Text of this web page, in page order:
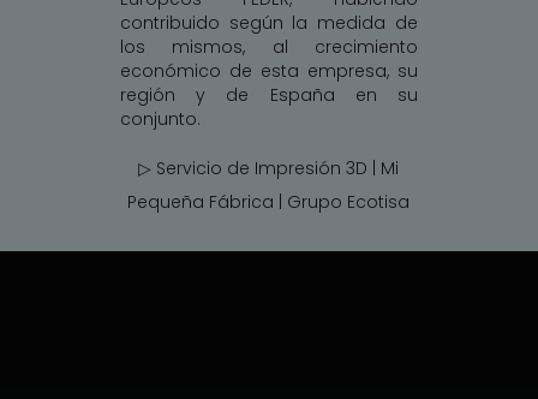
contribuido según la medida de
los mismos, al crecimiento
económico de esta empresa, su
región y de España en su
conjunto.
▷ Servicio de Impresión 3D | Mi
Pequeña Fábrica | Grupo Ecotisa